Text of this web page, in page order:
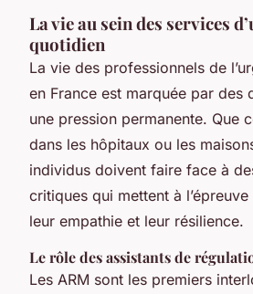
La vie au sein des services
quotidien
La vie des professionnels de
en France est marquée par des
une pression permanente. Que
dans les hôpitaux ou les
individus doivent faire face à
critiques qui mettent à
leur empathie et leur résilience.
Le rôle des assistants de
Les ARM sont les premiers